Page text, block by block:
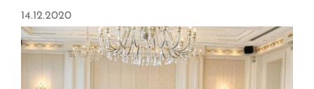
14.12.2020